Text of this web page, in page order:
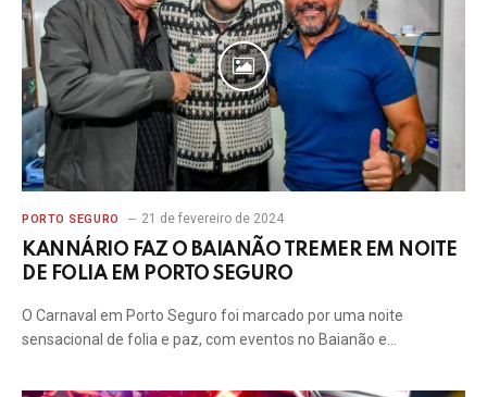
PORTO SEGURO 21 de fevereiro de 2024
KANNÁRIO FAZ O BAIANÃO TREMER EM NOITE
DE FOLIA EM PORTO SEGURO
O Carnaval em Porto Seguro foi marcado por uma noite
sensacional de folia e paz, com eventos no Baianão e…